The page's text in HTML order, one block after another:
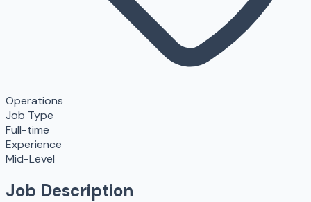
Operations
Job Type
Full-time
Experience
Mid-Level
Job Description